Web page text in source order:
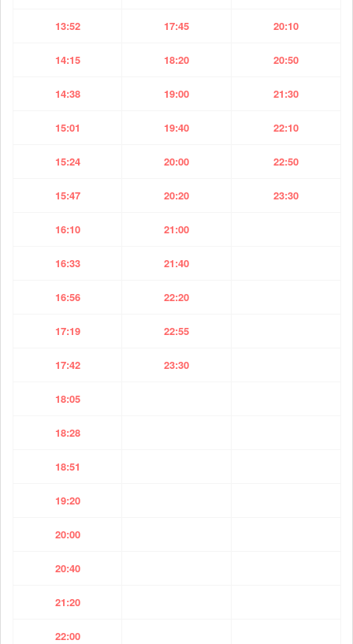
13:52 17:45 20:10
14:15 18:20 20:50
14:38 19:00 21:30
15:01 19:40 22:10
15:24 20:00 22:50
15:47 20:20 23:30
16:10 21:00
16:33 21:40
16:56 22:20
17:19 22:55
17:42 23:30
18:05
18:28
18:51
19:20
20:00
20:40
21:20
22:00